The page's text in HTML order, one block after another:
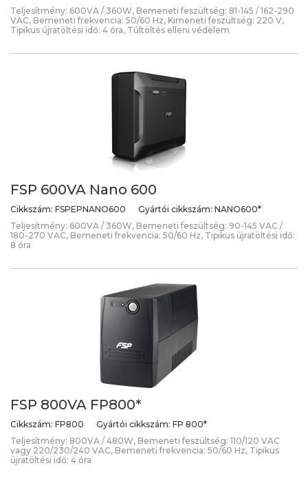
Teljesítmény: 600VA / 360W, Bemeneti feszültség: 81-145 / 162-290
VAC, Bemeneti frekvencia: 50/60 Hz, Kimeneti feszültség: 220 V,
Tipikus újratöltési idő: 4 óra, Túltöltés elleni védelem
FSP 600VA Nano 600
Cikkszám: FSPEPNANO600 Gyártói cikkszám: NANO600*
Teljesítmény: 600VA / 360W, Bemeneti feszültség: 90-145 VAC /
180-270 VAC, Bemeneti frekvencia: 50/60 Hz, Tipikus újratöltési idő:
8 óra
FSP 800VA FP800*
Cikkszám: FP800 Gyártói cikkszám: FP 800*
Teljesítmény: 800VA / 480W, Bemeneti feszültség: 110/120 VAC
vagy 220/230/240 VAC, Bemeneti frekvencia: 50/60 Hz, Tipikus
újratöltési idő: 4 óra